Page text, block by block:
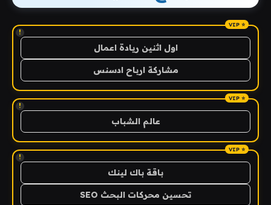
!
اول اثنين ريادة اعمال
مشاركة ارباح ادسنس
!
عالم الشباب
!
باقة باك لينك
تحسين محركات البحث SEO